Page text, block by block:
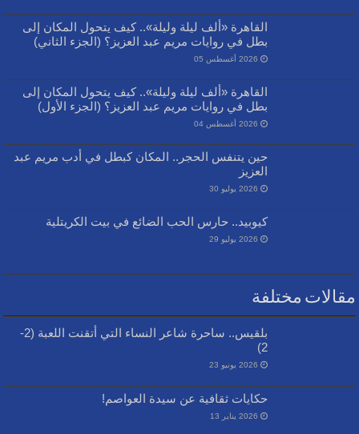
القاهرة «ألف ليلة وليلة».. كيف يتحول المكان إلى
بطل في روايات مريم عبد العزيز؟ (الجزء الثاني)
2026 أغسطس 05
القاهرة «ألف ليلة وليلة».. كيف يتحول المكان إلى
بطل في روايات مريم عبد العزيز؟ (الجزء الأول)
2026 أغسطس 04
حين يتنفس الحجر.. المكان كبطل في أدب مريم عبد
العزيز
2026 يوليو 30
كيوبيد.. حارس الحب الضائع في بيت الكريتلية
2026 يوليو 29
مقالات مختلفة
بلقيس.. ساحرة شاعر النساء التي أتقنت اللعبة (2-
2)
2026 يونيو 23
حكايات ثقافية عن سيدة العواصم!
2026 يناير 13